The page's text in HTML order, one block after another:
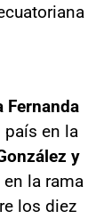
Fernanda
país en la
y
la rama
los diez